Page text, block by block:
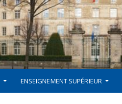
ENSEIGNEMENT SUPÉRIEUR